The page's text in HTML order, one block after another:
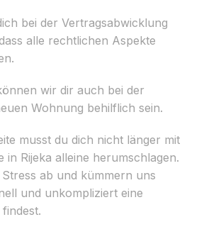
bei der Vertragsabwicklung
alle rechtlichen Aspekte
wir dir auch bei der
Wohnung behilflich sein.
musst du dich nicht länger mit
in Rijeka alleine herumschlagen.
ab und kümmern uns
und unkompliziert eine